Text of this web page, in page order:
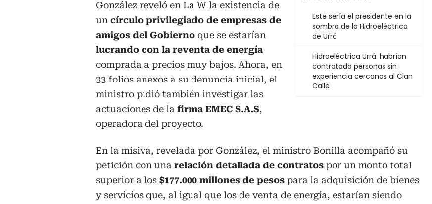
Este sería el presidente en la
sombra de la Hidroeléctrica
de Urrá
Hidroeléctrica Urrá: habrían
contratado personas sin
experiencia cercanas al Clan
Calle
González reveló en La W la existencia de
un círculo privilegiado de empresas de
amigos del Gobierno que se estarían
lucrando con la reventa de energía
comprada a precios muy bajos. Ahora, en
33 folios anexos a su denuncia inicial, el
ministro pidió también investigar las
actuaciones de la firma EMEC S.A.S,
operadora del proyecto.
En la misiva, revelada por González, el ministro Bonilla acompañó su
petición con una relación detallada de contratos por un monto total
superior a los $177.000 millones de pesos para la adquisición de bienes
y servicios que, al igual que los de venta de energía, estarían siendo